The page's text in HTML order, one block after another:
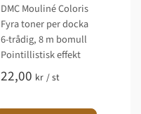
DMC Mouliné Coloris
Fyra toner per docka
6-trådig, 8 m bomull
Pointillistisk effekt
22,00 kr /st